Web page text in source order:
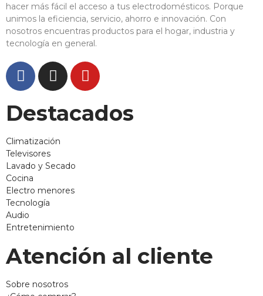
hacer más fácil el acceso a tus electrodomésticos. Porque
unimos la eficiencia, servicio, ahorro e innovación. Con
nosotros encuentras productos para el hogar, industria y
tecnología en general.
Destacados
Climatización
Televisores
Lavado y Secado
Cocina
Electro menores
Tecnología
Audio
Entretenimiento
Atención al cliente
Sobre nosotros